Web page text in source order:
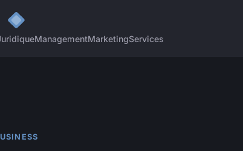
ManagementMarketingServices